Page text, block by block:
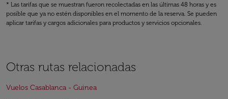
* Las tarifas que se muestran fueron recolectadas en las últimas 48 horas y es
posible que ya no estén disponibles en el momento de la reserva. Se pueden
aplicar tarifas y cargos adicionales para productos y servicios opcionales.
Otras rutas relacionadas
Vuelos Casablanca - Guinea